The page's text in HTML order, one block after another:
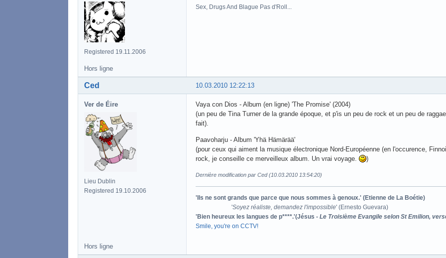
Registered 19.11.2006
Sex, Drugs And Blague Pas d'Roll...
Hors ligne
10.03.2010 12:22:13
Ced
Ver de Éire
Lieu Dublin
Registered 19.10.2006
Vaya con Dios - Album (en ligne) 'The Promise' (2004)
(un peu de Tina Turner de la grande époque, et p'is un peu de rock et un peu de
fait).
Paavoharju - Album 'Yhä Hämärää'
(pour ceux qui aiment la musique électronique Nord-Européenne (en l'occurence,
rock, je conseille ce merveilleux album. Un vrai voyage.
)
Dernière modification par Ced (10.03.2010 13:54:20)
'Ils ne sont grands que parce que nous sommes à genoux.' (Etienne de La Boétie)
'Soyez réaliste, demandez l'impossible' (Ernesto Guevara)
'Bien heureux les langues de p****.'(Jésus - Le Troisième Evangile selon St Emilion,
Smile, you're on CCTV!
Hors ligne